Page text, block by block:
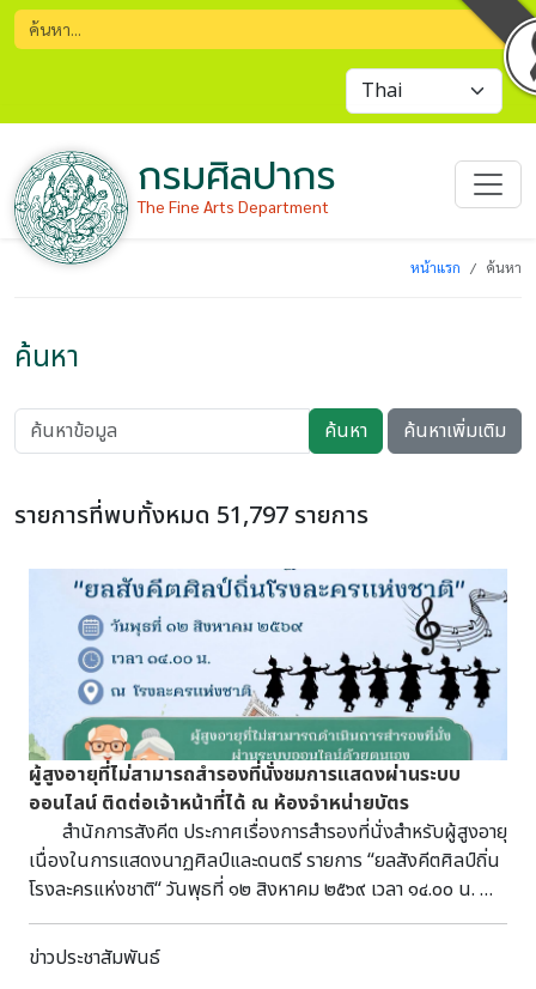
กรมศิลปากร
The Fine Arts Department
หน้าแรก ค้นหา
ค้นหา
ค้นหา ค้นหาเพิ่มเติม
รายการที่พบทั้งหมด 51,797 รายการ
ผู้สูงอายุที่ไม่สามารถสำรองที่นั่งชมการแสดงผ่านระบบ
ออนไลน์ ติดต่อเจ้าหน้าที่ได้ ณ ห้องจำหน่ายบัตร
สำนักการสังคีต ประกาศเรื่องการสำรองที่นั่งสำหรับผู้สูงอายุ
เนื่องในการแสดงนาฏศิลป์และดนตรี รายการ “ยลสังคีตศิลป์ถิ่น
โรงละครแห่งชาติ“ วันพุธที่ ๑๒ สิงหาคม ๒๕๖๙ เวลา ๑๔.๐๐ น. ณ
โรงละครแห่งชาติ สำหรับผู้สูงอายุที่ไม่สามารถดำเนินการสำรองที่
นั่งผ่านระบบออนไลน์ด้วยตนเอง สามารถติดต่อเจ้าหน้าที่เพื่อช่วย
ข่าวประชาสัมพันธ์